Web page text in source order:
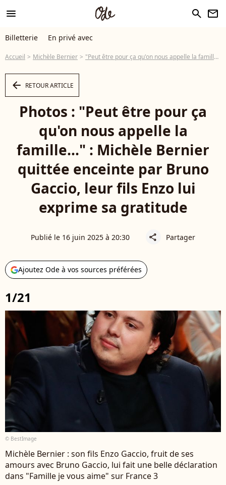
menu search newsletter
Billetterie En privé avec
Accueil Michèle Bernier "Peut être pour ça qu'on nous appelle la famille..." : Michèle Bernier quittée enceinte par Bruno Gaccio, leur fils Enzo lui exprime sa gratitude
arrow_left RETOUR ARTICLE
Photos : "Peut être pour ça
qu'on nous appelle la
famille..." : Michèle Bernier
quittée enceinte par Bruno
Gaccio, leur fils Enzo lui
exprime sa gratitude
Publié le 16 juin 2025 à 20:30 share Partager
Ajoutez Ode à vos sources préférées
1/21
© BestImage
Michèle Bernier : son fils Enzo Gaccio, fruit de ses
amours avec Bruno Gaccio, lui fait une belle déclaration
dans "Famille je vous aime" sur France 3